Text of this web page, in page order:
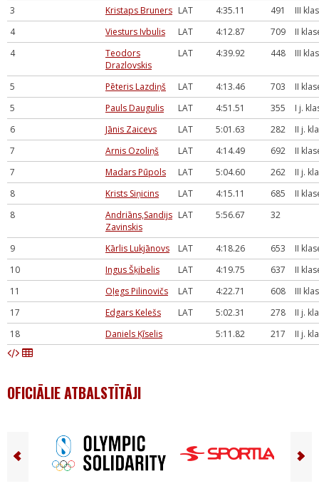
3
Kristaps Bruners LAT 4:35.11 491
III
4
Viesturs Ivbulis LAT 4:12.87 709
II
4
Teodors
Drazlovskis
LAT 4:39.92 448 III
5 Pēteris Lazdiņš LAT 4:13.46 703
II
5
Pauls Daugulis LAT 4:51.51 355
I j.
6
Jānis Zaicevs LAT 5:01.63 282
II j.
7
Arnis Ozoliņš LAT 4:14.49 692
II
7
Madars Pūpols LAT 5:04.60 262
II j.
8
Krists Siņicins LAT 4:15.11 685
II
8
Andriāns,Sandijs
Zavinskis
LAT 5:56.67 32
9 Kārlis Lukjānovs LAT 4:18.26 653
II
10
Ingus Šķibelis LAT 4:19.75 637
II
11
Oļegs Pilinovičs LAT 4:22.71 608
III
17
Edgars Kelešs LAT 5:02.31 278
II j.
18
Daniels Ķīselis 5:11.82 217 II j.
OFICIĀLIE ATBALSTĪTĀJI